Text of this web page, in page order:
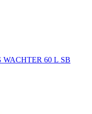
WACHTER 60 L SB